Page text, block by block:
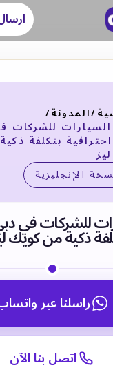
/المدونة/
السيارات للشركات
بتكلفة
الإنجليزية
للشركات في
ذكية من كويك
راسلنا عبر
اتصل بنا الآن